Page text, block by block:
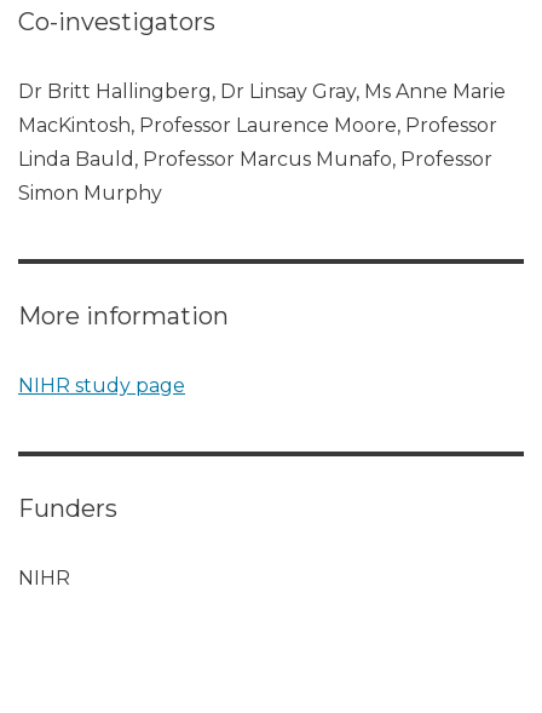
Co-investigators
Dr Britt Hallingberg, Dr Linsay Gray, Ms Anne Marie
MacKintosh, Professor Laurence Moore, Professor
Linda Bauld, Professor Marcus Munafo, Professor
Simon Murphy
More information
NIHR study page
Funders
NIHR